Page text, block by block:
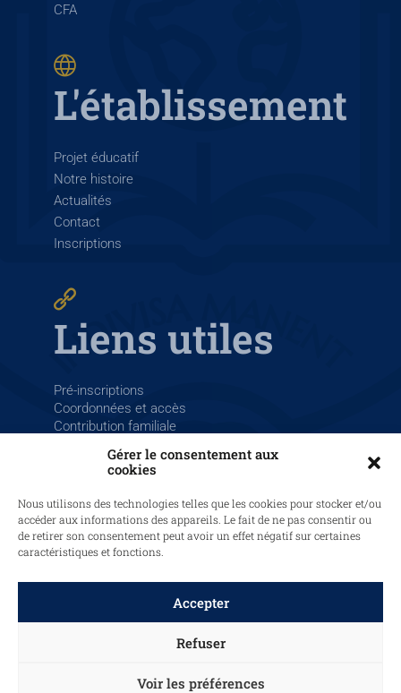
Gérer le consentement aux
cookies
Nous utilisons des technologies telles que les cookies pour stocker et/ou
accéder aux informations des appareils. Le fait de ne pas consentir ou
de retirer son consentement peut avoir un effet négatif sur certaines
caractéristiques et fonctions.
Accepter
Refuser
Voir les préférences
CFA
L'établissement
Projet éducatif
Notre histoire
Actualités
Contact
Inscriptions
Liens utiles
Pré-inscriptions
Coordonnées et accès
Contribution familiale
© 2025 LaSalle Saint-Louis Sainte-Barbe, tous droits réservés.
Politique de confidentialité